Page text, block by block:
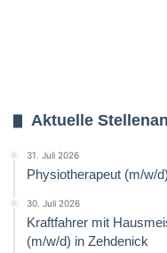
Aktuelle
31. Juli 2026
Physiotherapeut (m/w/
30. Juli 2026
Kraftfahrer mit
(m/w/d) in Zehdenick